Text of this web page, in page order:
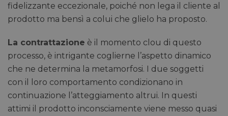
fidelizzante eccezionale, poiché non lega il cliente al
prodotto ma bensì a colui che glielo ha proposto.
La contrattazione è il momento clou di questo
processo, è intrigante coglierne l’aspetto dinamico
che ne determina la metamorfosi. I due soggetti
con il loro comportamento condizionano in
continuazione l’atteggiamento altrui. In questi
attimi il prodotto inconsciamente viene messo quasi